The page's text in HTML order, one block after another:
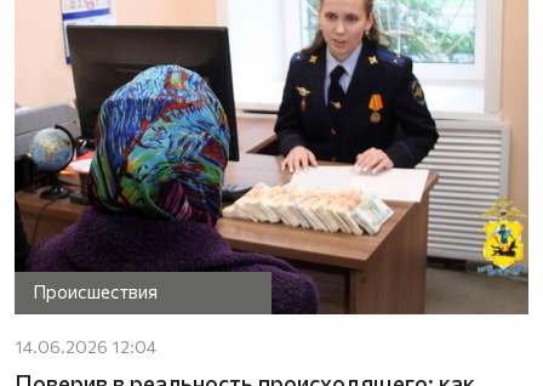
Происшествия
14.06.2026 12:04